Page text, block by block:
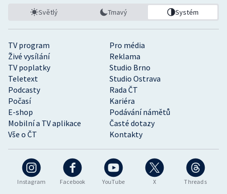
Instagram Facebook YouTube X Threads
TV program
Pro média
Živé vysílání
Reklama
TV poplatky
Studio Brno
Teletext
Studio Ostrava
Podcasty
Rada ČT
Počasí
Kariéra
E-shop
Podávání námětů
Mobilní a TV aplikace
Časté dotazy
Vše o ČT
Kontakty
Světlý Tmavý Systém